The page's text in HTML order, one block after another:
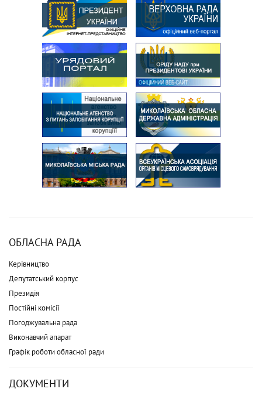
ОБЛАСНА РАДА
Керівництво
Депутатський корпус
Президія
Постійні комісії
Погоджувальна рада
Виконавчий апарат
Графік роботи обласної ради
ДОКУМЕНТИ